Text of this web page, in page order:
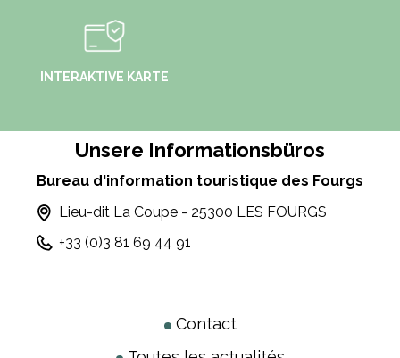
INTERAKTIVE KARTE
Unsere Informationsbüros
Bureau d'information touristique des Fourgs
Lieu-dit La Coupe - 25300 LES FOURGS
+33 (0)3 81 69 44 91
Contact